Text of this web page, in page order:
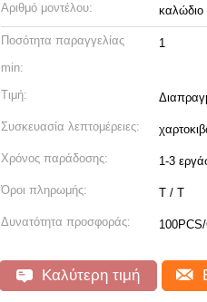
Αριθμό μοντέλου: καλώδιο
Ποσότητα παραγγελίας
min:
1
Τιμή:
Συσκευασία λεπτομέρειες:
Χρόνος παράδοσης: 1-3
Όροι πληρωμής: T / T
Δυνατότητα προσφοράς:
Καλύτερη τιμή